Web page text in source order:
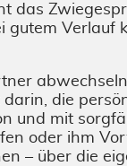
das
gutem Verlauf
darin, die
und mit
oder ihm
– über die